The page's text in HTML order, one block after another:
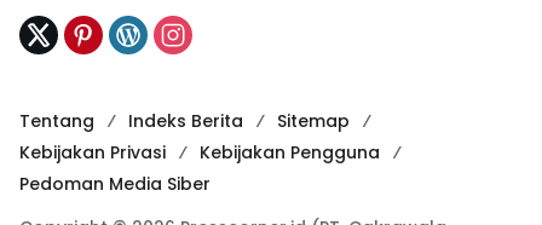
Tentang Indeks Berita
Sitemap
Kebijakan Privasi
Kebijakan Pengguna
Pedoman Media Siber